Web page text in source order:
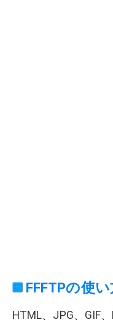
FFFTPの使
HTML、JPG、GIF